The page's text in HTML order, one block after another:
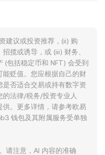
建议或投资推荐，(ii) 购
揽或诱导，或 (iii) 财务、
(包括稳定币和 NFT) 会受到
贬值。您应根据自己的财
否适合交易或持有数字资
的法律/税务/投资专业人
。更多详情，请参考欧易
钱包及其附属服务受单独
请注意，AI 内容的准确